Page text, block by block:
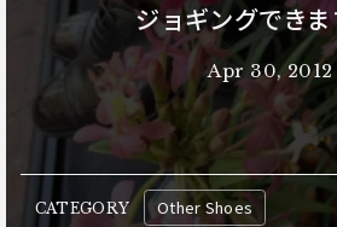
ジョギングでき
Apr 30, 2012
CATEGORY Other Shoes